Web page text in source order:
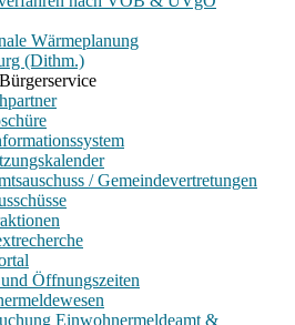
Wärmeplanung
(Dithm.)
/ Gemeindevertretungen
Öffnungszeiten
Einwohnermeldeamt &